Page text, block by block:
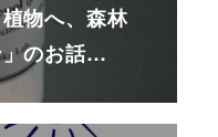
物へ、森林
」のお話…